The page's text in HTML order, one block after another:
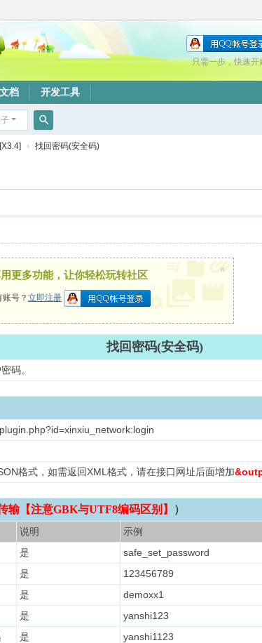
只需一步，快速开
档 开发工具
搜
› 找回密码(安全码)
更多功能，让你轻松玩转社区
号？ 立即注册
×
找回密码(安全码)
码。
格式，如需返回XML格式，请在接口网址后面增加
输【注意GBK与UTF8编码区别】 ）
说明
示例
是
safe_set_password
是
123456789
是
demoxx1
是
yanshi123
是 yanshi1123